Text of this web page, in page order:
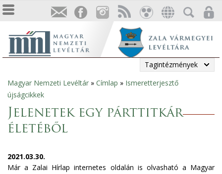
Tagintézmények
Jelenlegi
hely
Magyar Nemzeti Levéltár » Címlap » Ismeretterjesztő
újságcikkek
Jelenetek egy párttitkár
életéből
2021.03.30.
Már a Zalai Hírlap internetes oldalán is olvasható a Magyar